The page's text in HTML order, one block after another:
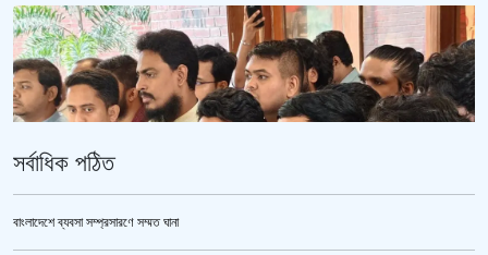
সর্বাধিক পঠিত
বাংলাদেশে ব্যবসা সম্প্রসারণে সম্মত ঘানা